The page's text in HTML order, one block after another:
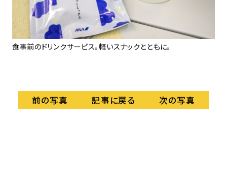
食事前のドリンクサービス。軽いスナックとともに。
前の写真 記事に戻る 次の写真